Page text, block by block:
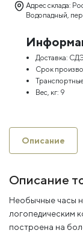
Адрес склада:
Водопадный,
Доставка:
Срок
Вес, кг: 9
Описание
Описание
Необычные часы
логопедическим
построена на